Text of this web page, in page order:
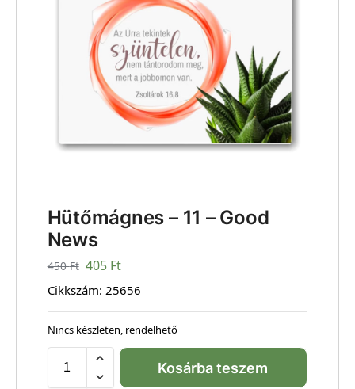
Hütőmágnes – 11 – Good
News
450Ft 405 Ft
Cikkszám: 25656
Nincs készleten, rendelhető
Kosárba teszem